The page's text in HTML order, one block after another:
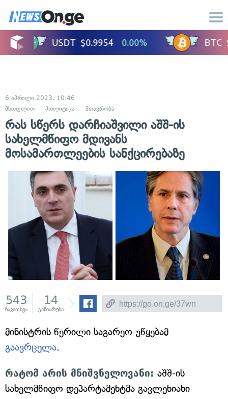
6 აპრილი 2023, 10:46
მსოფლიო
პოლიტიკა მთავრობა
რას სწერს დარჩიაშვილი აშშ-ის
სახელმწიფო მდივანს
მოსამართლეების სანქცირებაზე
543
წაკითხვა
14
გაზიარება
მინისტრის წერილი საგარეო უწყებამ
გაავრცელა.
რატომ არის მნიშვნელოვანი: აშშ-ის
სახელმწიფო დეპარტამენტმა გავლენიანი